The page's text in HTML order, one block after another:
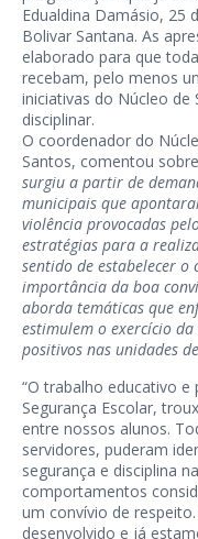
Edualdina Damásio, 25
Bolivar Santana. As
elaborado para que
recebam, pelo menos
iniciativas do Núcleo de
disciplinar.
O coordenador do
Santos, comentou
surgiu a partir de
municipais que
violência provocadas
estratégias para a
sentido de estabelecer
importância da boa
aborda temáticas que
estimulem o exercício
positivos nas unidades
“O trabalho educativo
Segurança Escolar,
entre nossos alunos.
servidores, puderam
segurança e disciplina
comportamentos
um convívio de
desenvolvido e já